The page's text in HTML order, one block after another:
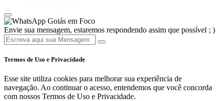
Goiás em Foco
Envie sua mensagem, estaremos respondendo assim que possível ; )
Termos de Uso e Privacidade
Esse site utiliza cookies para melhorar sua experiência de
navegação. Ao continuar o acesso, entendemos que você concorda
com nossos Termos de Uso e Privacidade.